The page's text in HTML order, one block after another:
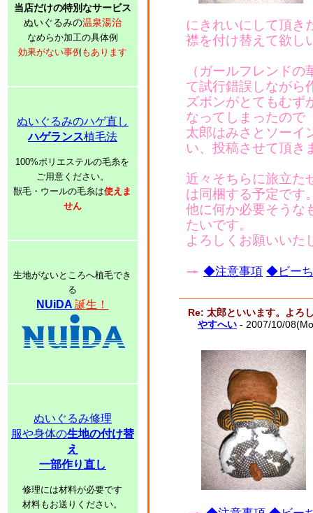
当店だけの特別なサービス
ぬいぐるみの温泉湯治
なめらか加工の具体例
効果がない事例もあります
ぬいぐるみのハゲ直し
ハゲランス植毛法
100%ポリエステルの毛糸を
ご用意ください。
獣毛・ウールの毛糸は使えま
せん
生地がないところへ植毛でき
る
NUiDA誕生！
ぬいぐるみ修理
服や身体の生地の付け替
え
一部作り直し
修理には材料が必要です
材料もお送りください。
にきれいにして頂き
襟を付け替えて欲し
（ガールフレンド
て試行錯誤しながら
ズボンがとてもむず
なってしまったので
太郎はみさとソーイ
い、投稿させて頂き
近々そちらに旅立た
は同梱する予定です
他に何か必要そうな
たいです。
よろしくお願いいた
◆注意事項 ◆ビーち
Re: 太郎といいます。よろ
やすへい - 2007/10/